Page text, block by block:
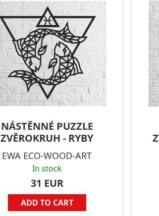
NÁSTĚNNÉ PUZZLE
ZVĚROKRUH - RYBY
EWA ECO-WOOD-ART
In stock
31 EUR
ADD TO CART